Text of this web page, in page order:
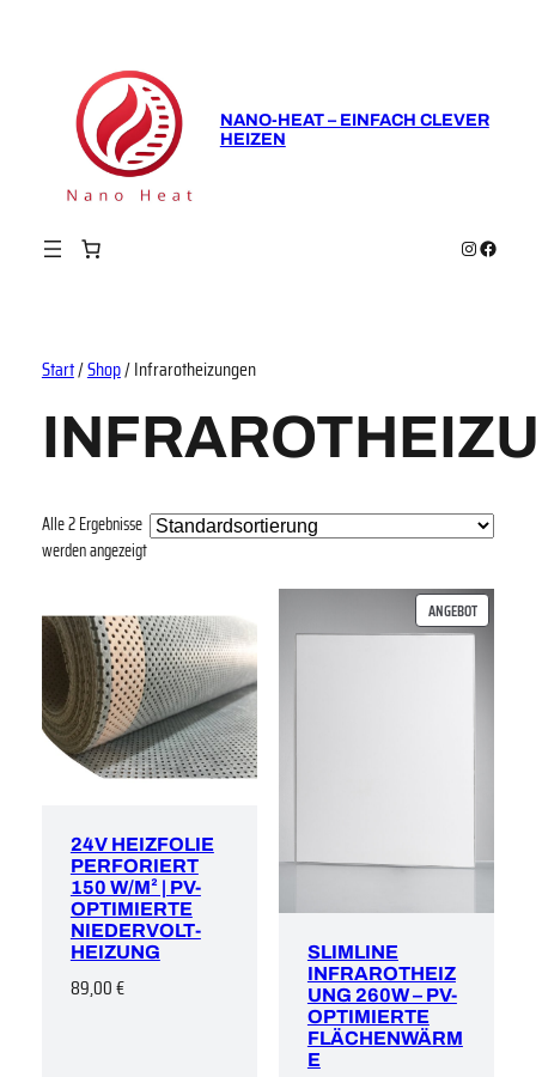
NANO-HEAT – EINFACH CLEVER
HEIZEN
Instagram
Start/Shop/ Infrarotheizungen
Alle 2 Ergebnisse
werden angezeigt
24V HEIZFOLIE
PERFORIERT
150 W/M² | PV-
OPTIMIERTE
NIEDERVOLT-
HEIZUNG
89,00€
ANGEBOTPRODUKT
IM
SLIMLINE
INFRAROTHEIZ
UNG 260W – PV-
OPTIMIERTE
FLÄCHENWÄRM
E